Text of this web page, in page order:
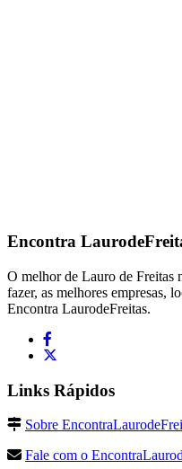
Encontra
O melhor de Lauro de Freitas
fazer, as melhores empresas,
Encontra LaurodeFreitas.
Links Rápidos
Sobre
Fale com o